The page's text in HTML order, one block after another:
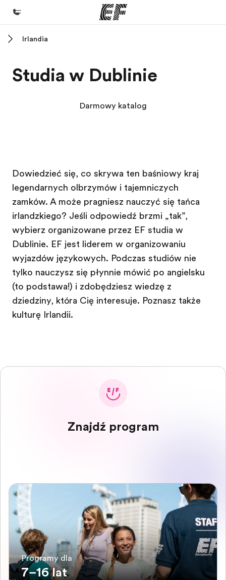
Nasze programy
Kim jesteśmy
Kariera
Dołącz do naszego zespołu
Irlandia
Studia w Dublinie
Darmowy katalog
Dowiedzieć się, co skrywa ten baśniowy kraj
legendarnych olbrzymów i tajemniczych
zamków. A może pragniesz nauczyć się tańca
irlandzkiego? Jeśli odpowiedź brzmi „tak”,
wybierz organizowane przez EF studia w
Dublinie. EF jest liderem w organizowaniu
wyjazdów językowych. Podczas studiów nie
tylko nauczysz się płynnie mówić po angielsku
(to podstawa!) i zdobędziesz wiedzę z
dziedziny, która Cię interesuje. Poznasz także
kulturę Irlandii.
Znajdź program
Programy dla
7–16 lat